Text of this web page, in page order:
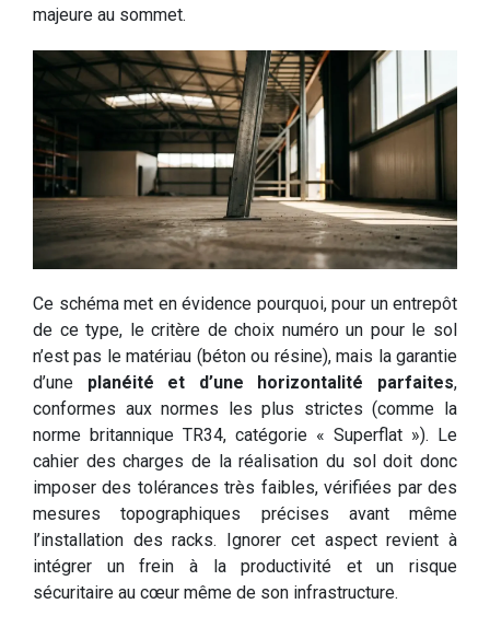
majeure au sommet.
Ce schéma met en évidence pourquoi, pour un entrepôt
de ce type, le critère de choix numéro un pour le sol
n’est pas le matériau (béton ou résine), mais la garantie
d’une planéité et d’une horizontalité parfaites,
conformes aux normes les plus strictes (comme la
norme britannique TR34, catégorie « Superflat »). Le
cahier des charges de la réalisation du sol doit donc
imposer des tolérances très faibles, vérifiées par des
mesures topographiques précises avant même
l’installation des racks. Ignorer cet aspect revient à
intégrer un frein à la productivité et un risque
sécuritaire au cœur même de son infrastructure.